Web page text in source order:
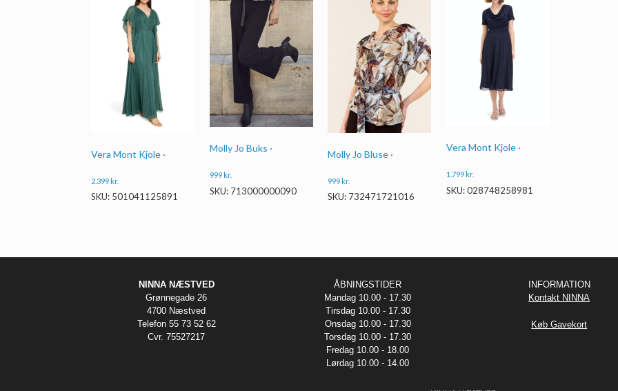
Vera Mont Kjole ·
2.399kr.
SKU: 501041125891
Molly Jo Buks ·
999 kr.
SKU: 713000000090
Molly Jo Bluse ·
999kr.
SKU: 732471721016
Vera Mont Kjole ·
1.799 kr.
SKU: 028748258981
NINNA NÆSTVED
Grønnegade 26
4700 Næstved
Telefon 55 73 52 62
Cvr. 75527217
ÅBNINGSTIDER
Mandag 10.00 - 17.30
Tirsdag 10.00 - 17.30
Onsdag 10.00 - 17.30
Torsdag 10.00 - 17.30
Fredag 10.00 - 18.00
Lørdag 10.00 - 14.00
INFORMATION
Kontakt NINNA
Køb Gavekort